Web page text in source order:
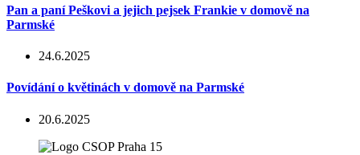
Pan a paní Peškovi a jejich pejsek Frankie v domově na
Parmské
24.6.2025
Povídání o květinách v domově na Parmské
20.6.2025